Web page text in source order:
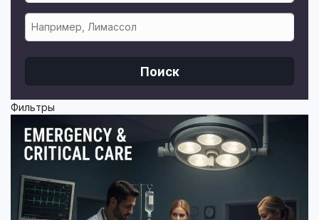
Поиск
Фильтры